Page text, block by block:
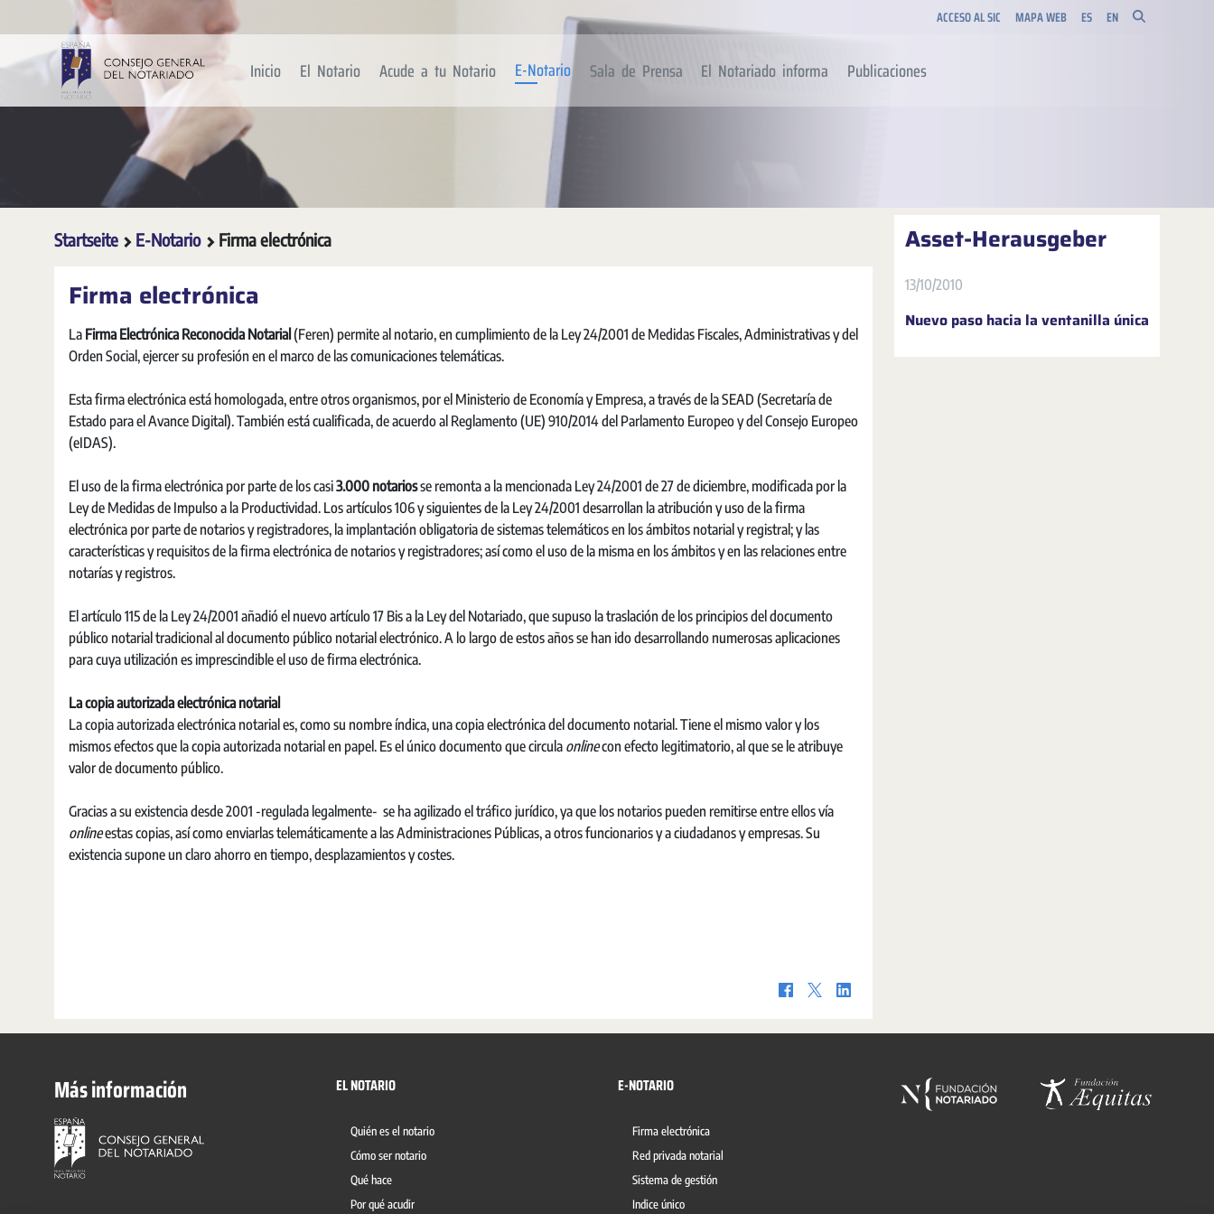
Zum Hauptinhalt springen ACCESO AL SIC MAPA WEB ES EN
Inicio El Notario Acude a tu Notario E-Notario Sala de Prensa El Notariado informa Publicaciones
Startseite E-Notario Firma electrónica
Firma electrónica
La Firma Electrónica Reconocida Notarial (Feren) permite al notario, en cumplimiento de la Ley 24/2001 de Medidas Fiscales, Administrativas y del
Orden Social, ejercer su profesión en el marco de las comunicaciones telemáticas.
Esta firma electrónica está homologada, entre otros organismos, por el Ministerio de Economía y Empresa, a través de la SEAD (Secretaría de
Estado para el Avance Digital). También está cualificada, de acuerdo al Reglamento (UE) 910/2014 del Parlamento Europeo y del Consejo Europeo
(eIDAS).
El uso de la firma electrónica por parte de los casi3.000 notariosse remonta a la mencionada Ley 24/2001 de 27 de diciembre, modificada por la
Ley de Medidas de Impulso a la Productividad. Los artículos 106 y siguientes de la Ley 24/2001 desarrollan la atribución y uso de la firma
electrónica por parte de notarios y registradores, la implantación obligatoria de sistemas telemáticos en los ámbitos notarial y registral; y las
características y requisitos de la firma electrónica de notarios y registradores; así como el uso de la misma en los ámbitos y en las relaciones entre
notarías y registros.
El artículo 115 de la Ley 24/2001 añadió el nuevo artículo 17 Bis a la Ley del Notariado, que supuso la traslación de los principios del documento
público notarial tradicional al documento público notarial electrónico. A lo largo de estos años se han ido desarrollando numerosas aplicaciones
para cuya utilización es imprescindible el uso de firma electrónica.
La copia autorizada electrónica notarial
La copia autorizada electrónica notarial es, como su nombre índica, una copia electrónica del documento notarial. Tiene el mismo valor y los
mismos efectos que la copia autorizada notarial en papel. Es el único documento que circula onlinecon efecto legitimatorio, al que se le atribuye
valor de documento público.
Gracias a su existencia desde 2001 -regulada legalmente- se ha agilizado el tráfico jurídico, ya que los notarios pueden remitirse entre ellos vía
onlineestas copias, así como enviarlas telemáticamente a las Administraciones Públicas, a otros funcionarios y a ciudadanos y empresas. Su
existencia supone un claro ahorro en tiempo, desplazamientos y costes.
Asset-Herausgeber
13/10/2010
Nuevo paso hacia la ventanilla única
Más información EL NOTARIO
Quién es el notario
Cómo ser notario
Qué hace
Por qué acudir
E-NOTARIO
Firma electrónica
Red privada notarial
Sistema de gestión
Indice único